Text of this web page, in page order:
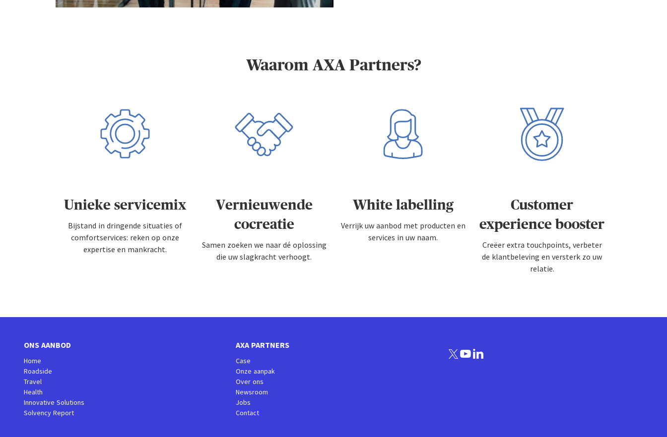
Waarom AXA Partners?
Unieke servicemix
Bijstand in dringende situaties of
comfortservices: reken op onze
expertise en mankracht.
Vernieuwende
cocreatie
Samen zoeken we naar dé oplossing
die uw slagkracht verhoogt.
White labelling
Verrijk uw aanbod met producten en
services in uw naam.
Customer
experience booster
Creëer extra touchpoints, verbeter
de klantbeleving en versterk zo uw
relatie.
ONS AANBOD
Home
Roadside
Travel
Health
Innovative Solutions
Solvency Report
AXA PARTNERS
Case
Onze aanpak
Over ons
Newsroom
Jobs
Contact